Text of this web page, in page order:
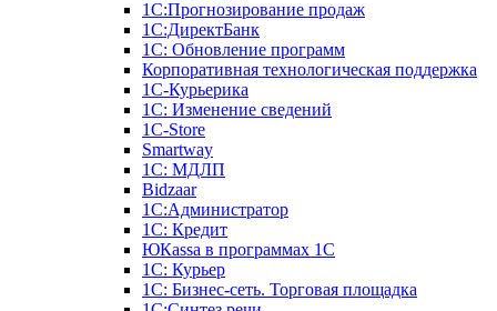
1С:Прогнозирование продаж
1С:ДиректБанк
1С: Обновление программ
Корпоративная технологическая поддержка
1С-Курьерика
1С: Изменение сведений
1C-Store
Smartway
1С: МДЛП
Bidzaar
1С:Администратор
1С: Кредит
ЮКаssа в программах 1С
1С: Курьер
1С: Бизнес-сеть. Торговая площадка